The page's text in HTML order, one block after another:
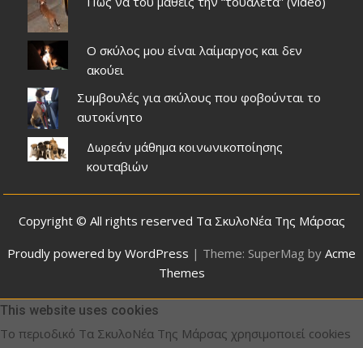
Ο σκύλος μου είναι λαίμαργος και δεν
ακούει
Συμβουλές για σκύλους που φοβούνται το
αυτοκίνητο
Δωρεάν μάθημα κοινωνικοποίησης
κουταβιών
Copyright © All rights reserved Τα ΣκυλοΝέα Της Μάρσας
Proudly powered by WordPress | Theme: SuperMag by Acme
Themes
This website uses cookies
Το περιοδικό Τα ΣκυλοΝέα Της Μάρσας χρησιμοποιεί cookies